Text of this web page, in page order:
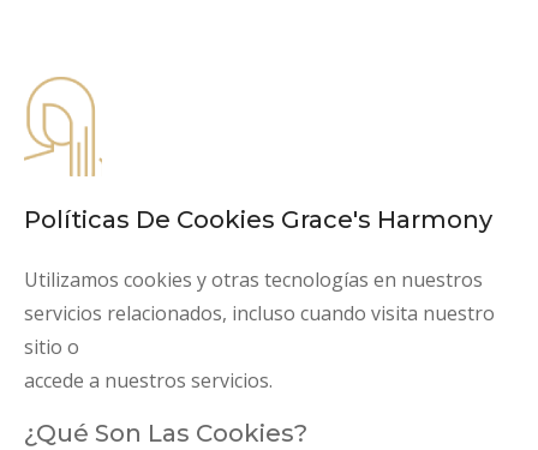
Políticas De Cookies Grace's Harmony
Utilizamos cookies y otras tecnologías en nuestros
servicios relacionados, incluso cuando visita nuestro
sitio o
accede a nuestros servicios.
¿Qué Son Las Cookies?